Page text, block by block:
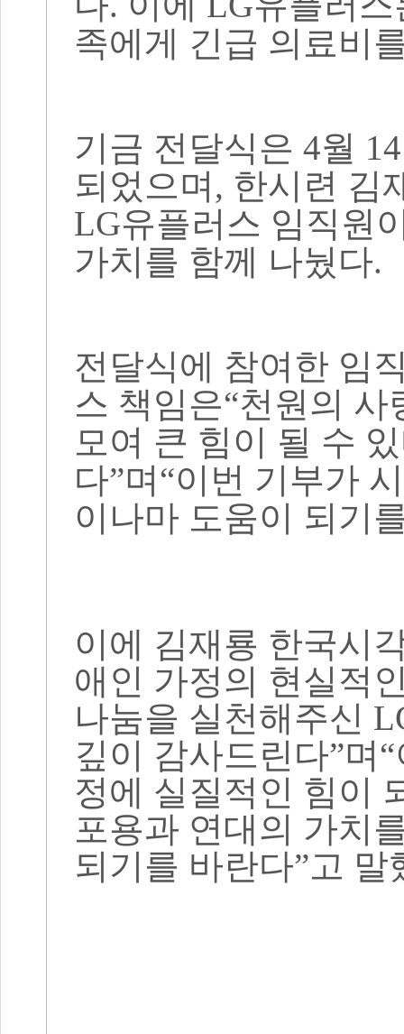
족에게 긴급 의료비
기금 전달식은 4월 14
되었으며, 한시련 김
LG유플러스 임직원
가치를 함께 나눴다.
전달식에 참여한 임
스 책임은“천원의 사
모여 큰 힘이 될 수
다”며“이번 기부가
이나마 도움이 되기
이에 김재룡 한국시
애인 가정의 현실적
나눔을 실천해주신
깊이 감사드린다”며“
정에 실질적인 힘이
포용과 연대의 가치
되기를 바란다”고 말